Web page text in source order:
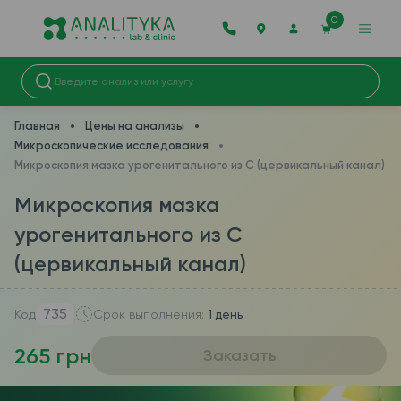
0
Главная
Цены на анализы
Микроскопические исследования
Микроскопия мазка урогенитального из C (цервикальный канал)
Микроскопия мазка
урогенитального из C
(цервикальный канал)
Код 735 Срок выполнения: 1 день
265 грн Заказать